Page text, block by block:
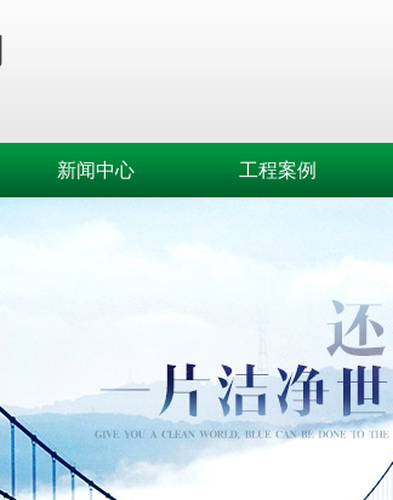
新闻中心 工程案例